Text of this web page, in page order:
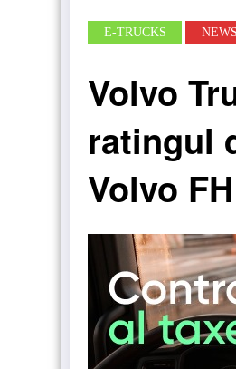
E-TRUCKS NEWS
Volvo
ratingul
Volvo FH